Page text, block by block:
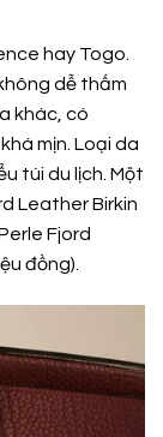
hay Togo.
dễ thấm
khác, có
mịn. Loại da
túi du lịch. Một
Leather Birkin
Fjord
đồng).